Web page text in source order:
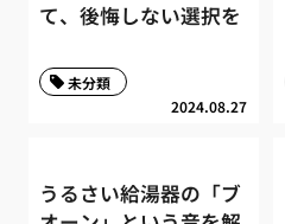
て、後悔しない選択を
2024.08.27
未分類
うるさい給湯器の「ブ